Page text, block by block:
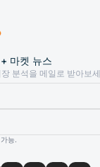
마켓 뉴스
분석을 메일로 받아보
능.